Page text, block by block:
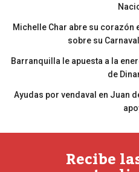
Michelle Char abre su corazón
sobre su
Barranquilla le apuesta a la
de
Ayudas por vendaval en Juan
Recibe